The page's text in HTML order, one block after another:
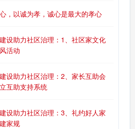
，以诚为孝，诚心是最大的孝心
设助力社区治理：1、社区家文化
活动
设助力社区治理：2、家长互助会
互助支持系统
设助力社区治理：3、礼约好人家
家规